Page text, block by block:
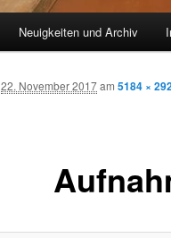
Neuigkeiten und Archiv
22. November 2017am 5184 ×